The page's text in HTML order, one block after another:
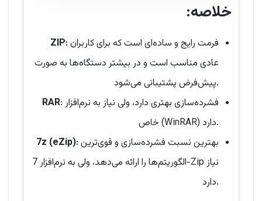
خلاصه:
ZIP: فرمت رایج و ساده‌ای است که برای کاربران
عادی مناسب است و در بیشتر دستگاه‌ها به صورت
پیش‌فرض پشتیبانی می‌شود.
RAR: فشرده‌سازی بهتری دارد، ولی نیاز به نرم‌افزار
خاص (WinRAR) دارد.
7z (eZip): بهترین نسبت فشرده‌سازی و قوی‌ترین
الگوریتم‌ها را ارائه می‌دهد، ولی به نرم‌افزار 7-Zip نیاز
دارد.